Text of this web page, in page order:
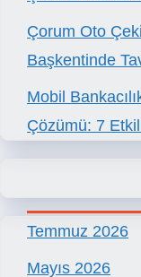
Çorum Oto
Başkentinde
Mobil
Çözümü: 7
Temmuz 2026
Mayıs 2026